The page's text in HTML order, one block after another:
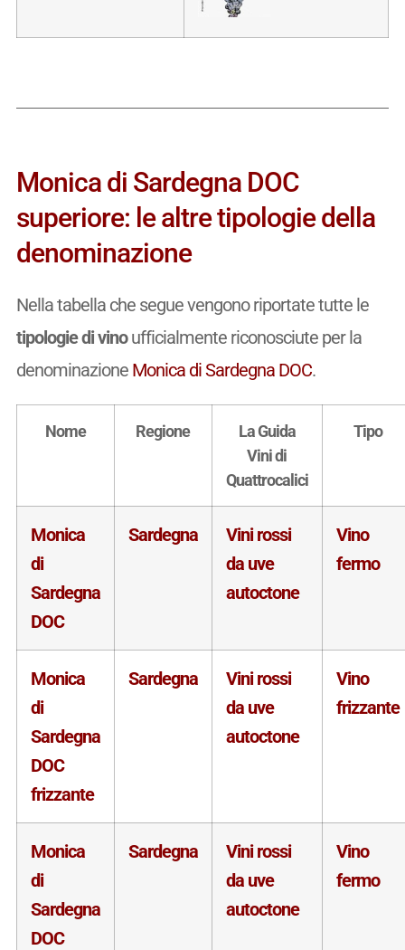
Monica di Sardegna DOC
superiore: le altre tipologie della
denominazione
Nella tabella che segue vengono riportate tutte le
tipologie di vinoufficialmente riconosciute per la
denominazione Monica di Sardegna DOC.
Nome Regione
La Guida
Vini di
Quattrocalici
Tipo
Monica
di
Sardegna
DOC
Sardegna
Vini rossi
da uve
autoctone
Vino
fermo
Monica
di
Sardegna
DOC
frizzante
Sardegna
Vini rossi
da uve
autoctone
Vino
frizzante
Monica
di
Sardegna
DOC
Sardegna
Vini rossi
da uve
autoctone
Vino
fermo